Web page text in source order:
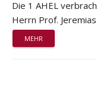
Die 1 AHEL
Herrn Prof.
MEHR